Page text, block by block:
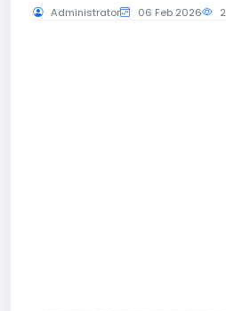
Administrator 06 Feb 2026